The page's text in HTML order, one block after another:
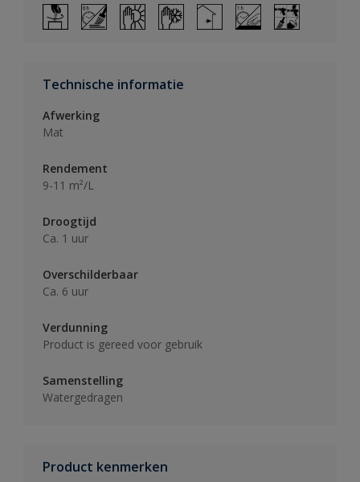
Technische informatie
Afwerking
Mat
Rendement
9-11 m²/L
Droogtijd
Ca. 1 uur
Overschilderbaar
Ca. 6 uur
Verdunning
Product is gereed voor gebruik
Samenstelling
Watergedragen
Product kenmerken